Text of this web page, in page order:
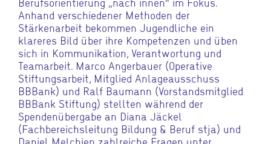
Anhand verschiedener Methoden der
Stärkenarbeit bekommen Jugendliche ein
klareres Bild über ihre Kompetenzen und üben
sich in Kommunikation, Verantwortung und
Teamarbeit. Marco Angerbauer (Operative
Stiftungsarbeit, Mitglied Anlageausschuss
BBBank) und Ralf Baumann (Vorstandsmitglied
BBBank Stiftung) stellten während der
Spendenübergabe an Diana Jäckel
(Fachbereichsleitung Bildung & Beruf stja) und